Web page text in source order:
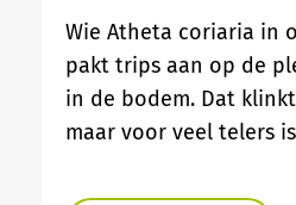
Wie Atheta coriaria in
pakt trips aan op de
in de bodem. Dat
maar voor veel telers